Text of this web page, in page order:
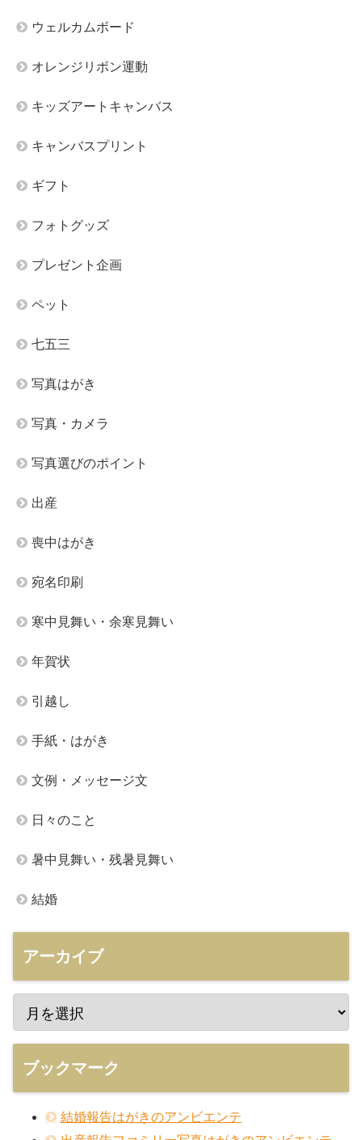
ウェルカムボード
オレンジリボン運動
キッズアートキャンバス
キャンバスプリント
ギフト
フォトグッズ
プレゼント企画
ペット
七五三
写真はがき
写真・カメラ
写真選びのポイント
出産
喪中はがき
宛名印刷
寒中見舞い・余寒見舞い
年賀状
引越し
手紙・はがき
文例・メッセージ文
日々のこと
暑中見舞い・残暑見舞い
結婚
アーカイブ
ブックマーク
結婚報告はがきのアンビエンテ